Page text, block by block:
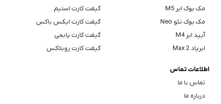
مک بوک ایر M5
مک بوک نئو Neo
آیپد ایر M4
ایرپاد Max 2
گیفت کارت استیم
گیفت کارت ایکس باکس
گیفت کارت پابجی
گیفت کارت روبلاکس
اطلاعات تماس
تماس با ما
درباره ما